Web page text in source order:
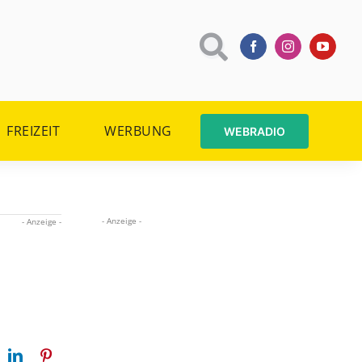
FREIZEIT WERBUNG WEBRADIO
- Anzeige - - Anzeige -